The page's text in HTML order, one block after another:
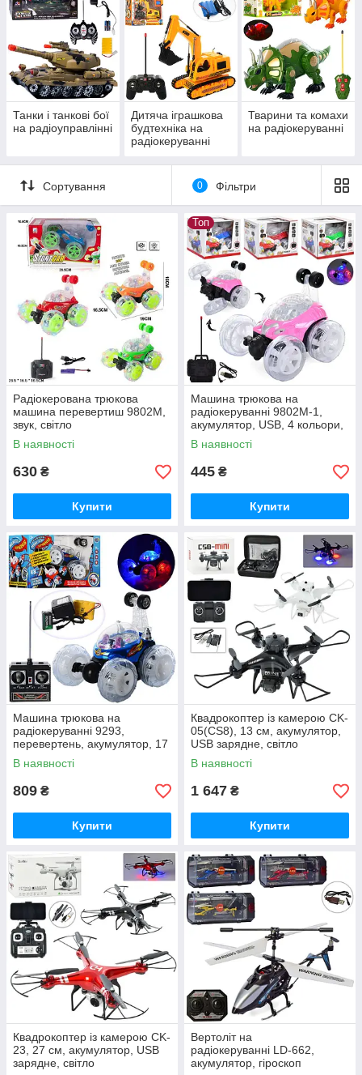
Танки і танкові бої
на радіоуправлінні
Дитяча іграшкова
будтехніка на
радіокеруванні
бульдозери,
Тварини та комахи
на радіокеруванні
Сортування 0 Фільтри
Радіокерована трюкова
машина перевертиш 9802M,
звук, світло
В наявності
630 ₴
Купити
Топ
Машина трюкова на
радіокеруванні 9802M-1,
акумулятор, USB, 4 кольори,
музика, світло
В наявності
445 ₴
Купити
Машина трюкова на
радіокеруванні 9293,
перевертень, акумулятор, 17
см, світло
В наявності
809 ₴
Купити
Квадрокоптер із камерою CK-
05(CS8), 13 см, акумулятор,
USB зарядне, світло
В наявності
1 647 ₴
Купити
Квадрокоптер із камерою CK-
23, 27 см, акумулятор, USB
зарядне, світло
Вертоліт на
радіокеруванні LD-662,
акумулятор, гіроскоп